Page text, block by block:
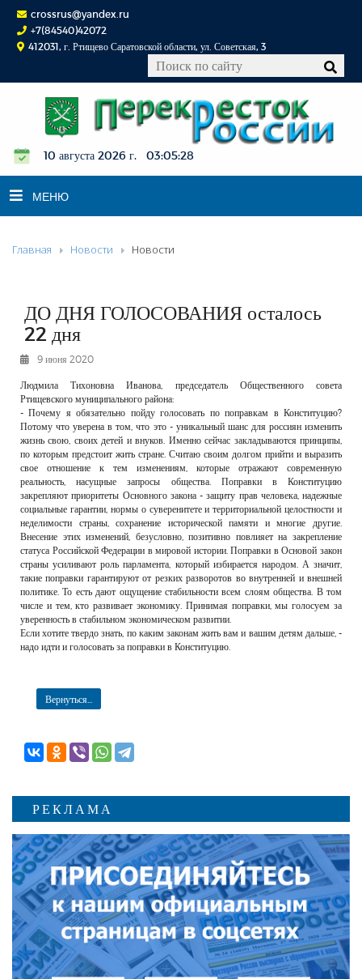
crossrus@yandex.ru
+7(84540)42072
412031, г. Ртищево Саратовской области, ул. Советская, 3
10 августа 2026 г. 03:05:28
МЕНЮ
НОВОСТИ
К СВЕДЕНИЮ
КОНКУРСЫ
ФОТОРЕПОРТАЖИ
РЕКЛАМОДАТЕЛЯМ
ОБЪЯВЛЕНИЯ
КОНТАКТЫ
Главная Новости Новости
ДО ДНЯ ГОЛОСОВАНИЯ осталось
22 дня
9 июня 2020
Людмила Тихоновна Иванова, председатель Общественного совета
Ртищевского муниципального района:
- Почему я обязательно пойду голосовать по поправкам в Конституцию?
Потому что уверена в том, что это - уникальный шанс для россиян изменить
жизнь свою, своих детей и внуков. Именно сейчас закладываются принципы,
по которым предстоит жить стране. Считаю своим долгом прийти и выразить
свое отношение к тем изменениям, которые отражают современную
реальность, насущные запросы общества. Поправки в Конституцию
закрепляют приоритеты Основного закона - защиту прав человека, надежные
социальные гарантии, нормы о суверенитете и территориальной целостности и
неделимости страны, сохранение исторической памяти и многие другие.
Внесение этих изменений, безусловно, позитивно повлияет на закрепление
статуса Российской Федерации в мировой истории. Поправки в Основой закон
страны усиливают роль парламента, который избирается народом. А значит,
такие поправки гарантируют от резких разворотов во внутренней и внешней
политике. То есть дают ощущение стабильности всем слоям общества. В том
числе и тем, кто развивает экономику. Принимая поправки, мы голосуем за
уверенность в стабильном экономическом развитии.
Если хотите твердо знать, по каким законам жить вам и вашим детям дальше, -
надо идти и голосовать за поправки в Конституцию.
Вернуться...
РЕКЛАМА